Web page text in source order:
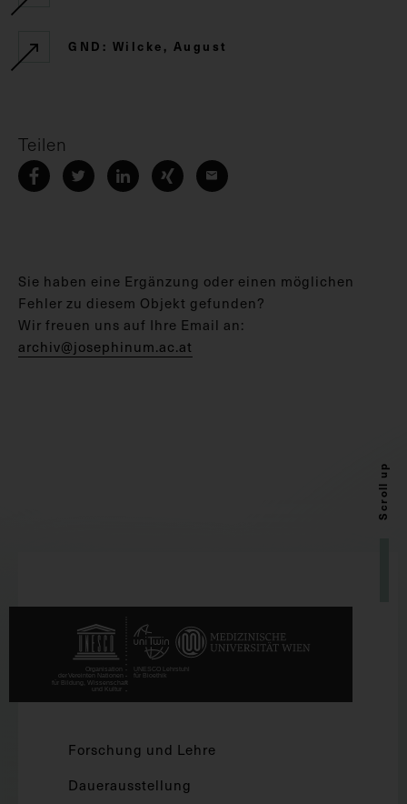
GND: Wilcke, August
Teilen
Sie haben eine Ergänzung oder einen möglichen
Fehler zu diesem Objekt gefunden?
Wir freuen uns auf Ihre Email an:
archiv@josephinum.ac.at
Scroll up
Forschung und Lehre
Dauerausstellung